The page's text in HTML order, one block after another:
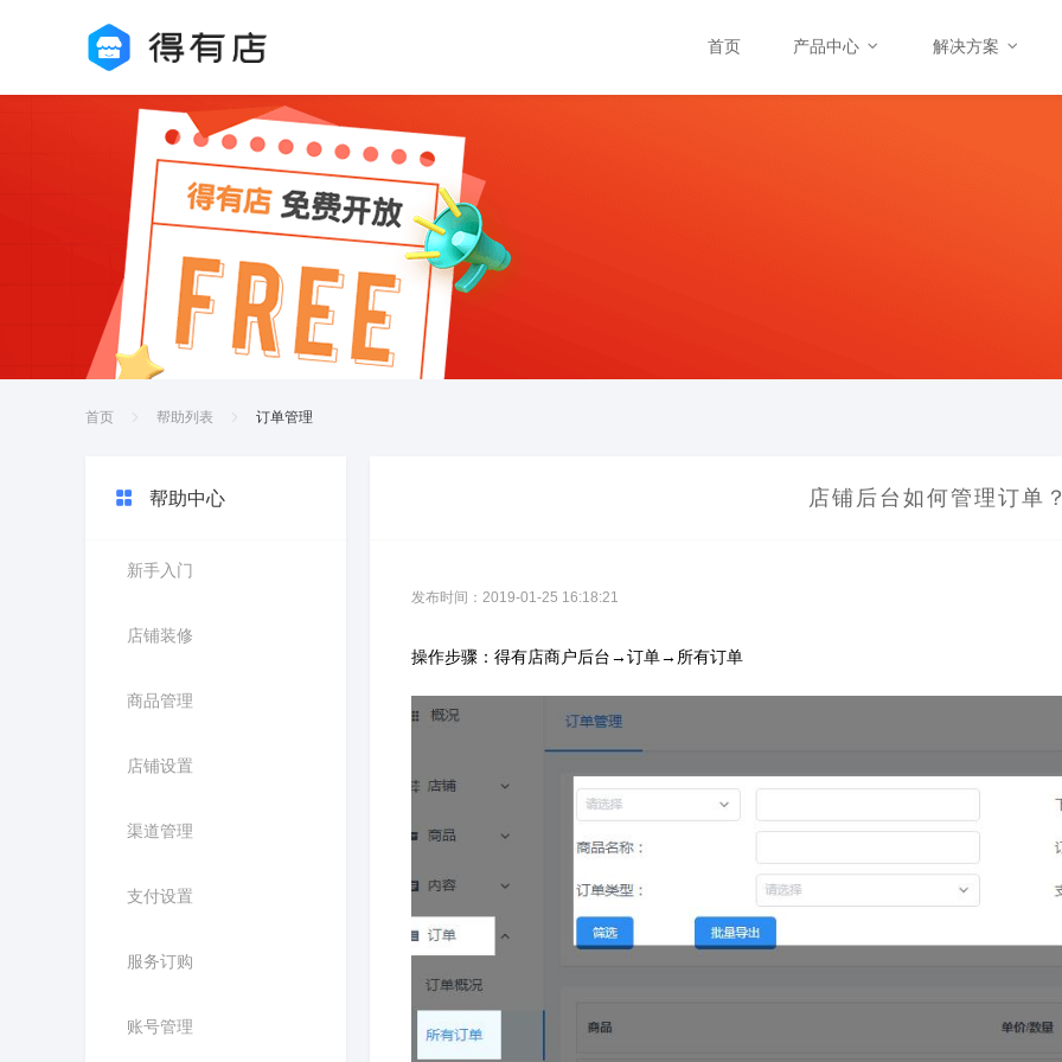
首页 产品中心 解决方案
首页 帮助列表 订单管理
帮助中心
新手入门
店铺装修
商品管理
店铺设置
渠道管理
支付设置
服务订购
账号管理
店铺后台如何管理订单
发布时间：2019-01-25 16:18:21
操作步骤：得有店商户后台→订单→所有订单